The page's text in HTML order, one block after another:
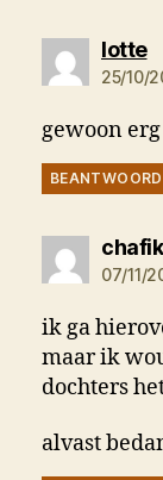
lotte
25/10/
gewoon
07/11/
ik ga
maar ik
dochters
alvast